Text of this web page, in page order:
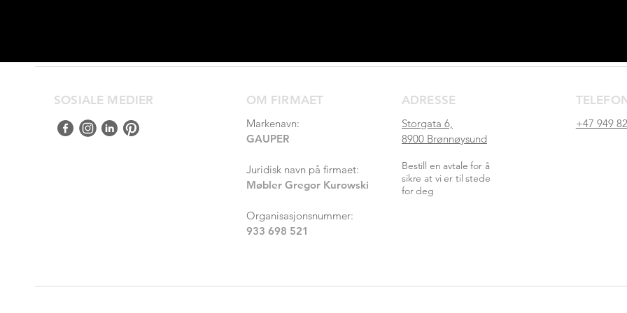
SOSIALE MEDIER OM FIRMAET
Markenavn:
GAUPER
Juridisk navn på firmaet:
Møbler Gregor Kurowski
Organisasjonsnummer:
933 698 521
ADRESSE
Storgata 6,
8900 Brønnøysund
Bestill en avtale for å
sikre at vi er til stede
for deg
+47 949